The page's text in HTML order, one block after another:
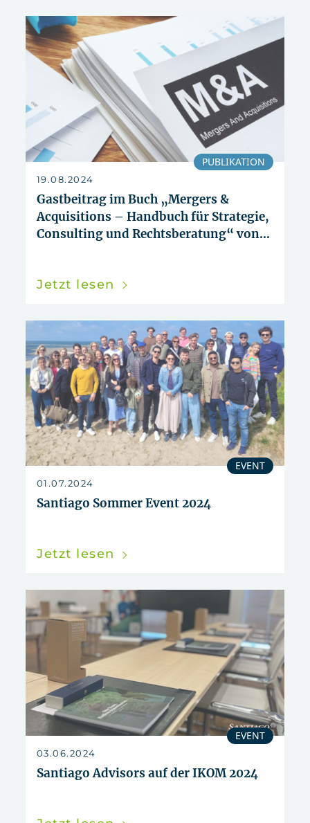
PUBLIKATION
19.08.2024
Gastbeitrag im Buch „Mergers &
Acquisitions – Handbuch für Strategie,
Consulting und Rechtsberatung“ von
Jetzt lesen
EVENT
01.07.2024
Santiago Sommer Event 2024
Jetzt lesen
EVENT
03.06.2024
Santiago Advisors auf der IKOM 2024